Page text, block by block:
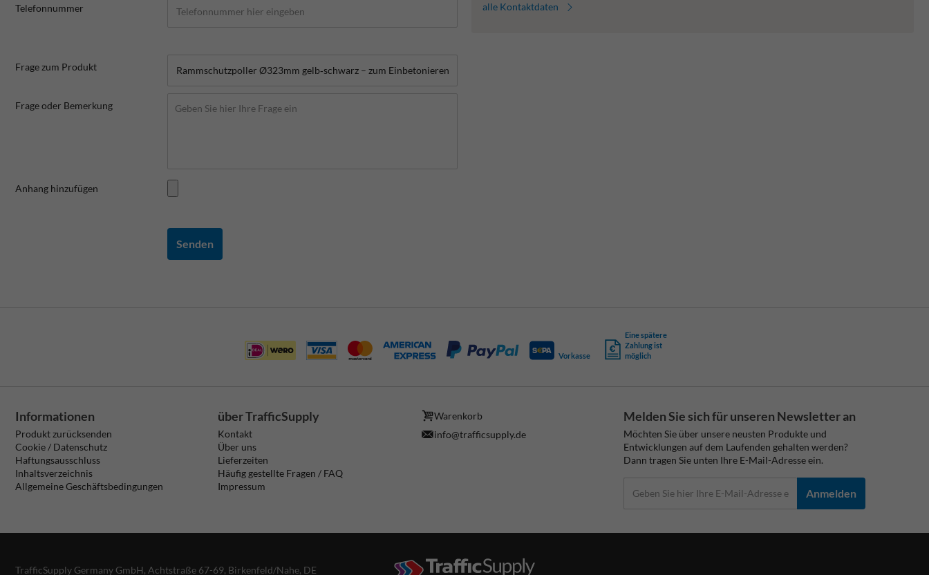
Telefonnummer
Frage zum Produkt
Frage oder Bemerkung
Anhang hinzufügen
Senden
alle Kontaktdaten
Vorkasse
Eine spätere
Zahlung ist
möglich
Informationen
Produkt zurücksenden
Cookie / Datenschutz
Haftungsausschluss
Inhaltsverzeichnis
Allgemeine Geschäftsbedingungen
über TrafficSupply
Kontakt
Über uns
Lieferzeiten
Häufig gestellte Fragen / FAQ
Impressum
Warenkorb
info@trafficsupply.de
Melden Sie sich für unseren Newsletter an
Möchten Sie über unsere neusten Produkte und
Entwicklungen auf dem Laufenden gehalten werden?
Dann tragen Sie unten Ihre E-Mail-Adresse ein.
Anmelden
TrafficSupply Germany GmbH, Achtstraße 67-69, Birkenfeld/Nahe, DE